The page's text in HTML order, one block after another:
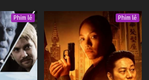
Phim lẻ Phim lẻ